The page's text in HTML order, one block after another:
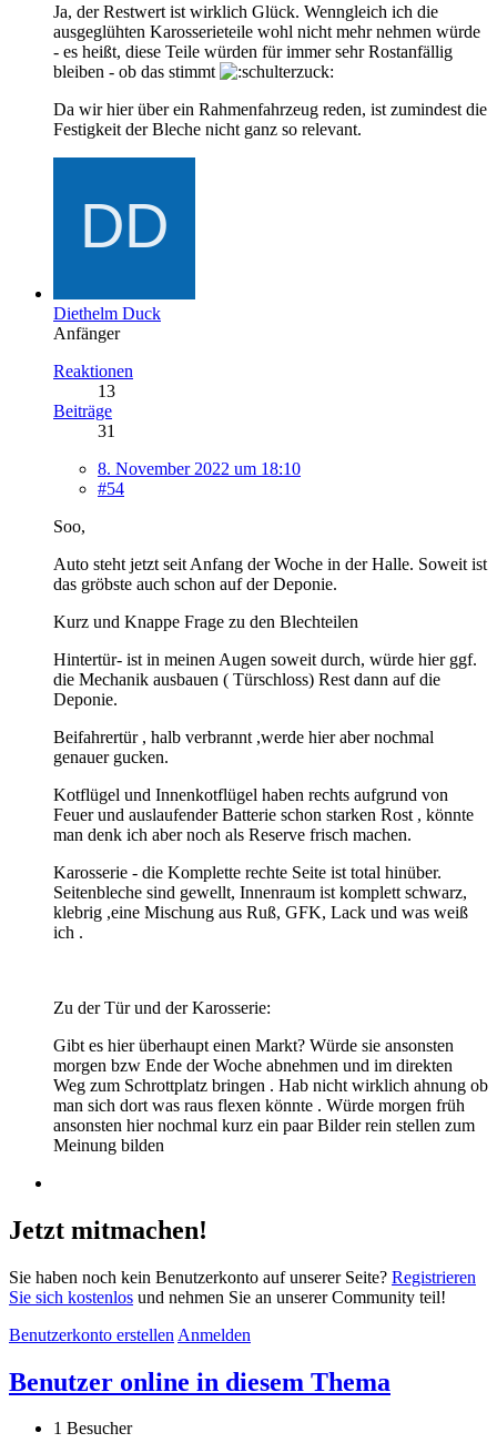
Ja, der Restwert ist wirklich Glück. Wenngleich ich die
ausgeglühten Karosserieteile wohl nicht mehr nehmen würde
- es heißt, diese Teile würden für immer sehr Rostanfällig
bleiben - ob das stimmt
Da wir hier über ein Rahmenfahrzeug reden, ist zumindest die
Festigkeit der Bleche nicht ganz so relevant.
Diethelm Duck
Anfänger
Reaktionen
13
Beiträge
31
8. November 2022 um 18:10
#54
Soo,
Auto steht jetzt seit Anfang der Woche in der Halle. Soweit ist
das gröbste auch schon auf der Deponie.
Kurz und Knappe Frage zu den Blechteilen
Hintertür- ist in meinen Augen soweit durch, würde hier ggf.
die Mechanik ausbauen ( Türschloss) Rest dann auf die
Deponie.
Beifahrertür , halb verbrannt ,werde hier aber nochmal
genauer gucken.
Kotflügel und Innenkotflügel haben rechts aufgrund von
Feuer und auslaufender Batterie schon starken Rost , könnte
man denk ich aber noch als Reserve frisch machen.
Karosserie - die Komplette rechte Seite ist total hinüber.
Seitenbleche sind gewellt, Innenraum ist komplett schwarz,
klebrig ,eine Mischung aus Ruß, GFK, Lack und was weiß
ich .
Zu der Tür und der Karosserie:
Gibt es hier überhaupt einen Markt? Würde sie ansonsten
morgen bzw Ende der Woche abnehmen und im direkten
Weg zum Schrottplatz bringen . Hab nicht wirklich ahnung ob
man sich dort was raus flexen könnte . Würde morgen früh
ansonsten hier nochmal kurz ein paar Bilder rein stellen zum
Meinung bilden
Jetzt mitmachen!
Sie haben noch kein Benutzerkonto auf unserer Seite? Registrieren
Sie sich kostenlos und nehmen Sie an unserer Community teil!
Benutzerkonto erstellen Anmelden
Benutzer online in diesem Thema
1 Besucher